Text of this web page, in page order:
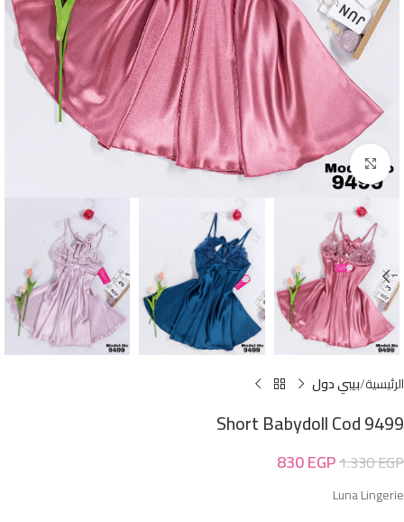
Click to enlarge
الرئيسية بيبي دول
Short Babydoll Cod 9499
1.330EGP
830EGP
Luna Lingerie